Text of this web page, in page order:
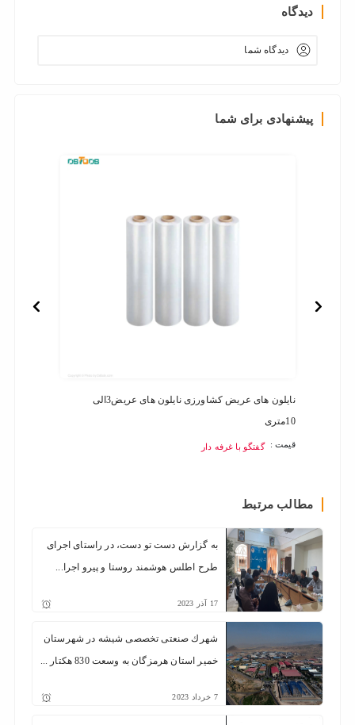
دیدگاه
دیدگاه شما
پیشنهادی برای شما
نایلون های عریض کشاورزی نایلون های عریض3الی
10متری
قیمت : گفتگو با غرفه دار
مطالب مرتبط
به گزارش دست تو دست، در راستای اجرای
طرح اطلس هوشمند روستا و پیرو اجرا...
17 آذر 2023
شهرك صنعتی تخصصی شيشه در شهرستان
خمير استان هرمزگان به وسعت 830 هكتار ...
7 خرداد 2023